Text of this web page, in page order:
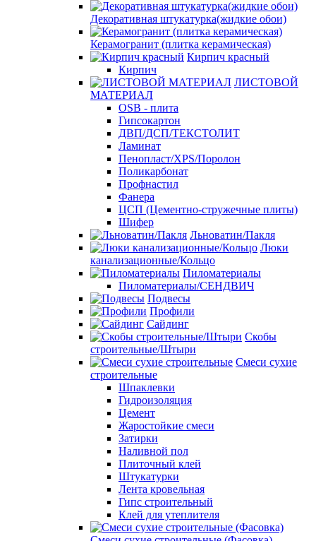
Декоративная штукатурка(жидкие обои)
Керамогранит (плитка керамическая)
Кирпич красный
Кирпич
ЛИСТОВОЙ
МАТЕРИАЛ
OSB - плита
Гипсокартон
ДВП/ДСП/ТЕКСТОЛИТ
Ламинат
Пенопласт/XPS/Поролон
Поликарбонат
Профнастил
Фанера
ЦСП (Цементно-стружечные плиты)
Шифер
Льноватин/Пакля
Люки
канализационные/Кольцо
Пиломатериалы
Пиломатериалы/СЕНДВИЧ
Подвесы
Профили
Сайдинг
Скобы
строительные/Штыри
Смеси сухие
строительные
Шпаклевки
Гидроизоляция
Цемент
Жаростойкие смеси
Затирки
Наливной пол
Плиточный клей
Штукатурки
Лента кровельная
Гипс строительный
Клей для утеплителя